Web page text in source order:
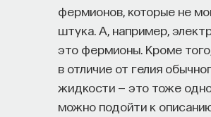
фермионов, которые не
штука. А, например,
это фермионы. Кроме
в отличие от гелия
жидкости — это тоже
можно подойти к